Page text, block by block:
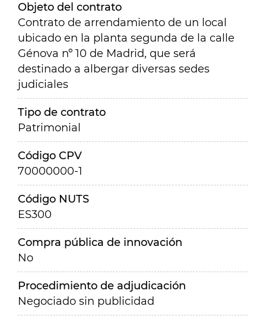
Objeto del contrato
Contrato de arrendamiento de un local
ubicado en la planta segunda de la calle
Génova nº 10 de Madrid, que será
destinado a albergar diversas sedes
judiciales
Tipo de contrato
Patrimonial
Código CPV
70000000-1
Código NUTS
ES300
Compra pública de innovación
No
Procedimiento de adjudicación
Negociado sin publicidad